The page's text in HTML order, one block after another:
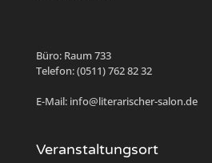
Büro: Raum 733
Telefon: (0511) 762 82 32
E-Mail: info@literarischer-salon.de
Veranstaltungsort